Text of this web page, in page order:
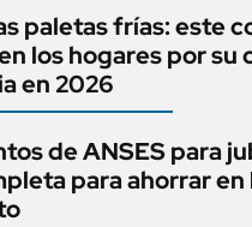
paletas frías: este
los hogares por su
en 2026
de ANSES para
para ahorrar en